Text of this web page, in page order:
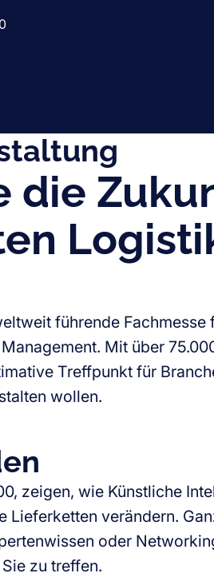
die
führende Fachmesse
Mit über
Treffpunkt für
wollen.
zeigen, wie Künstliche
Lieferketten verändern.
oder
zu treffen.